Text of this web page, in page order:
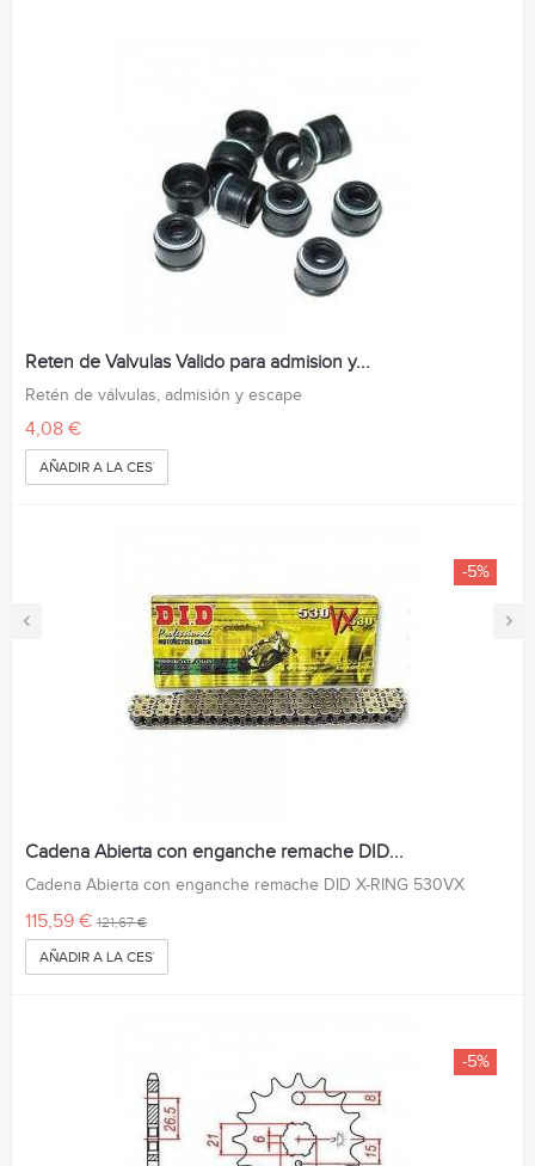
‹ ›
Reten de Valvulas Valido para admision y...
Retén de válvulas, admisión y escape
4,08 €
AÑADIR A LA CESTA
-5%
Cadena Abierta con enganche remache DID...
Cadena Abierta con enganche remache DID X-RING 530VX
115,59 € 121,67 €
AÑADIR A LA CESTA
-5%